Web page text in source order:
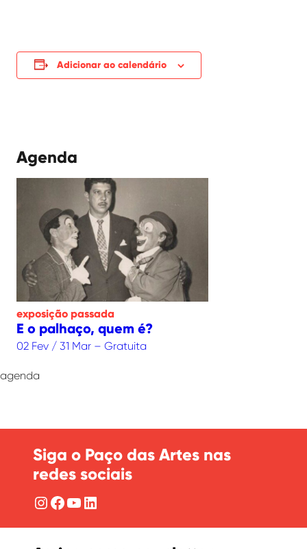
Adicionar ao calendário
Agenda
exposição passada
E o palhaço, quem é?
02 Fev / 31 Mar – Gratuita
agenda
Siga o Paço das Artes nas
redes sociais
Instagram
Facebook
YouTube
LinkedIn